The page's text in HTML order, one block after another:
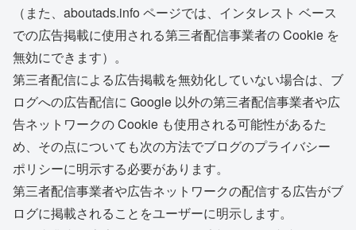
（また、aboutads.info ページでは、インタレスト ベース
での広告掲載に使用される第三者配信事業者の Cookie を
無効にできます）。
第三者配信による広告掲載を無効化していない場合は、ブ
ログへの広告配信に Google 以外の第三者配信事業者や広
告ネットワークの Cookie も使用される可能性があるた
め、その点についても次の方法でブログのプライバシー
ポリシーに明示する必要があります。
第三者配信事業者や広告ネットワークの配信する広告がブ
ログに掲載されることをユーザーに明示します。